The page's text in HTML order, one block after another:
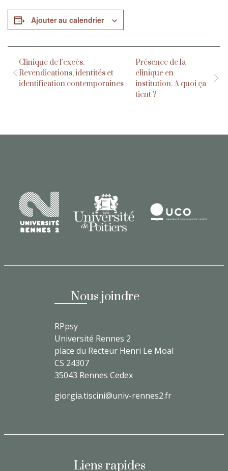
Ajouter au calendrier
Clinique de l’excès.
Revendications, identités et
identification contemporaines
Présence de la
clinique en
institution. A quoi ça
tient ?
Nous joindre
RPpsy
Université Rennes 2
place du Recteur Henri Le Moal
CS 24307
35043 Rennes Cedex
giorgia.tiscini@univ-rennes2.fr
Liens rapides